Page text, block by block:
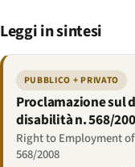
Leggi in sintesi
PUBBLICO + PRIVATO
Proclamazione sul
disabilità n. 568/
Right to Employment
568/2008